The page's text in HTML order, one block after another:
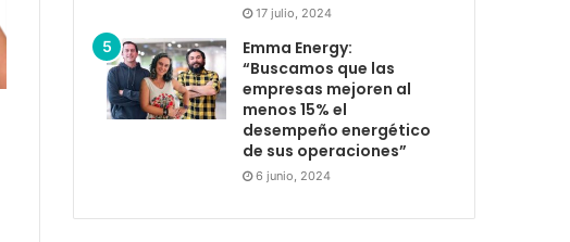
17 julio, 2024
Emma Energy:
“Buscamos que las
empresas mejoren al
menos 15% el
desempeño energético
de sus operaciones”
6 junio, 2024